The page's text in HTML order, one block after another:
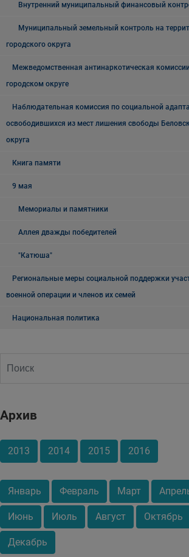
Внутренний муниципальный финансовый
Муниципальный земельный контроль на
городского округа
Межведомственная антинаркотическая
городском округе
Наблюдательная комиссия по социальной
освободившихся из мест лишения свободы
округа
Книга памяти
9 мая
Мемориалы и памятники
Аллея дважды победителей
"Катюша"
Региональные меры социальной поддержки
военной операции и членов их семей
Национальная политика
Архив
2013 2014 2015 2016
Январь Февраль Март
Июнь Июль Август Октябрь
Декабрь